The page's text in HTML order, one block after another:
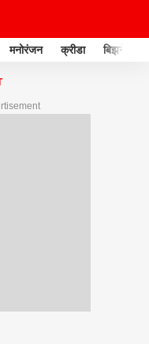
मनोरंजन क्रीडा बिझनेस